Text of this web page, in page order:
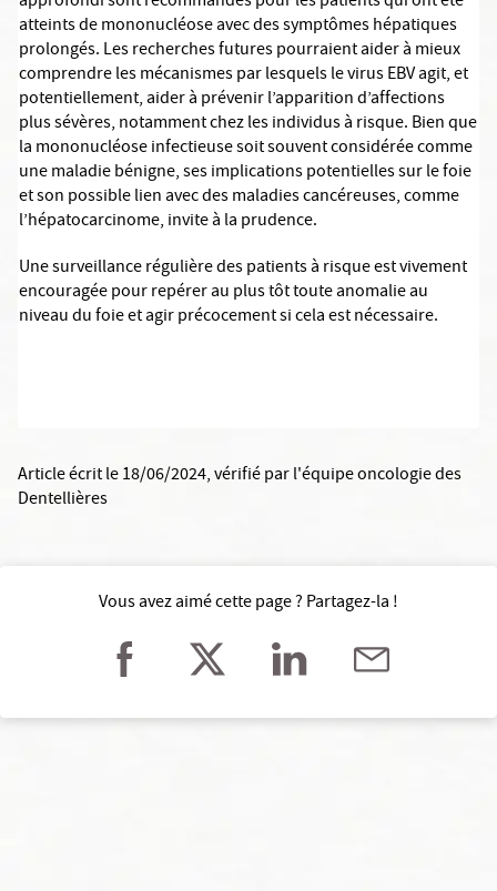
atteints de mononucléose avec des symptômes hépatiques
prolongés. Les recherches futures pourraient aider à mieux
comprendre les mécanismes par lesquels le virus EBV agit, et
potentiellement, aider à prévenir l’apparition d’affections
plus sévères, notamment chez les individus à risque. Bien que
la mononucléose infectieuse soit souvent considérée comme
une maladie bénigne, ses implications potentielles sur le foie
et son possible lien avec des maladies cancéreuses, comme
l’hépatocarcinome, invite à la prudence.
Une surveillance régulière des patients à risque est vivement
encouragée pour repérer au plus tôt toute anomalie au
niveau du foie et agir précocement si cela est nécessaire.
Article écrit le 18/06/2024, vérifié parl'équipe oncologie des
Dentellières
Vous avez aimé cette page ? Partagez-la !